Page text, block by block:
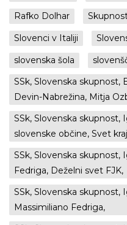
Rafko Dolhar
Slovenci v Italiji
slovenska šola
SSk, Slovenska skupnost,
Devin-Nabrežina, Mitja
SSk, Slovenska skupnost,
slovenske občine, Svet
SSk, Slovenska skupnost,
Fedriga, Deželni svet FJK,
SSk, Slovenska skupnost,
Massimiliano Fedriga,